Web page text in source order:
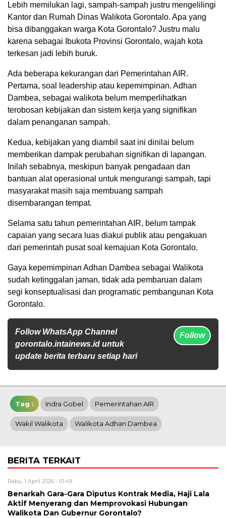
Lebih memilukan lagi, sampah-sampah justru mengelilingi
Kantor dan Rumah Dinas Walikota Gorontalo. Apa yang
bisa dibanggakan warga Kota Gorontalo? Justru malu
karena sebagai Ibukota Provinsi Gorontalo, wajah kota
terkesan jadi lebih buruk.
Ada beberapa kekurangan dari Pemerintahan AIR.
Pertama, soal leadership atau kepemimpinan. Adhan
Dambea, sebagai walikota belum memperlihatkan
terobosan kebijakan dan sistem kerja yang signifikan
dalam penanganan sampah.
Kedua, kebijakan yang diambil saat ini dinilai belum
memberikan dampak perubahan signifikan di lapangan.
Inilah sebabnya, meskipun banyak pengadaan dan
bantuan alat operasional untuk mengurangi sampah, tapi
masyarakat masih saja membuang sampah
disembarangan tempat.
Selama satu tahun pemerintahan AIR, belum tampak
capaian yang secara luas diakui publik atau pengakuan
dari pemerintah pusat soal kemajuan Kota Gorontalo.
Gaya kepemimpinan Adhan Dambea sebagai Walikota
sudah ketinggalan jaman, tidak ada pembaruan dalam
segi konseptualisasi dan programatic pembangunan Kota
Gorontalo.
Follow WhatsApp Channel
gorontalo.intainews.id untuk
update berita terbaru setiap hari
Follow
Tag : Indra Gobel Pemerintahan AIR
Wakil Walikota Walikota Adhan Dambea
BERITA TERKAIT
Rabu, 1 April 2026 - 01:49
Benarkah Gara-Gara Diputus Kontrak Media, Haji Lala
Aktif Menyerang dan Memprovokasi Hubungan
Walikota Dan Gubernur Gorontalo?